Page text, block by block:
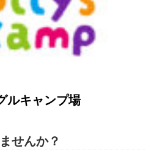
ルキャンプ場
せんか？